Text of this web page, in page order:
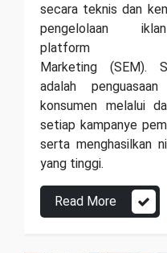
secara teknis dan
pengelolaan
platform
Marketing (SEM).
adalah
konsumen melalui
setiap kampanye
serta menghasilkan
yang tinggi.
Read More